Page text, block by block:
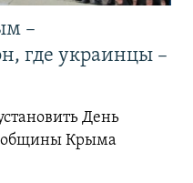
–
где украинцы –
День
общины Крыма